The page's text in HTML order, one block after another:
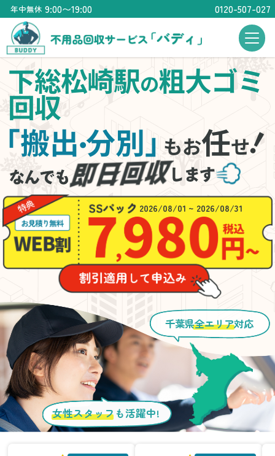
年中無休 9:00〜19:00 0120-507-027
下総松崎駅の粗大ゴミ
回収
搬出・分別」もお任せ
2026/08/01 ~ 2026/08/31
女性スタッフ も活躍中!
千葉県全エリア対応